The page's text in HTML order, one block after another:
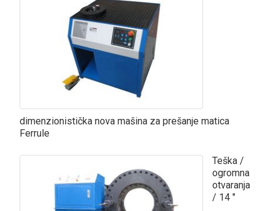
dimenzionistička nova mašina za prešanje matica
Ferrule
Teška /
ogromna
otvaranja
/ 14 ″